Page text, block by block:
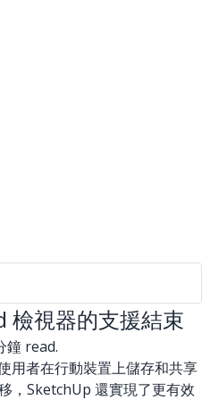
檢視器的支援結束
鐘 read.
用者在行動裝置上儲存和共享
，SketchUp 還實現了更有效